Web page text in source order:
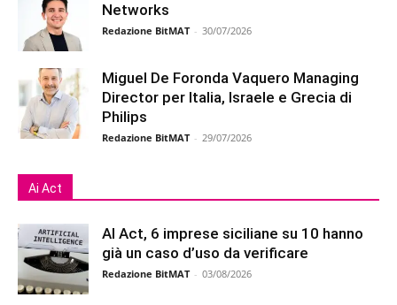
Networks
Redazione BitMAT - 30/07/2026
Miguel De Foronda Vaquero Managing
Director per Italia, Israele e Grecia di
Philips
Redazione BitMAT - 29/07/2026
Ai Act
AI Act, 6 imprese siciliane su 10 hanno
già un caso d’uso da verificare
Redazione BitMAT - 03/08/2026